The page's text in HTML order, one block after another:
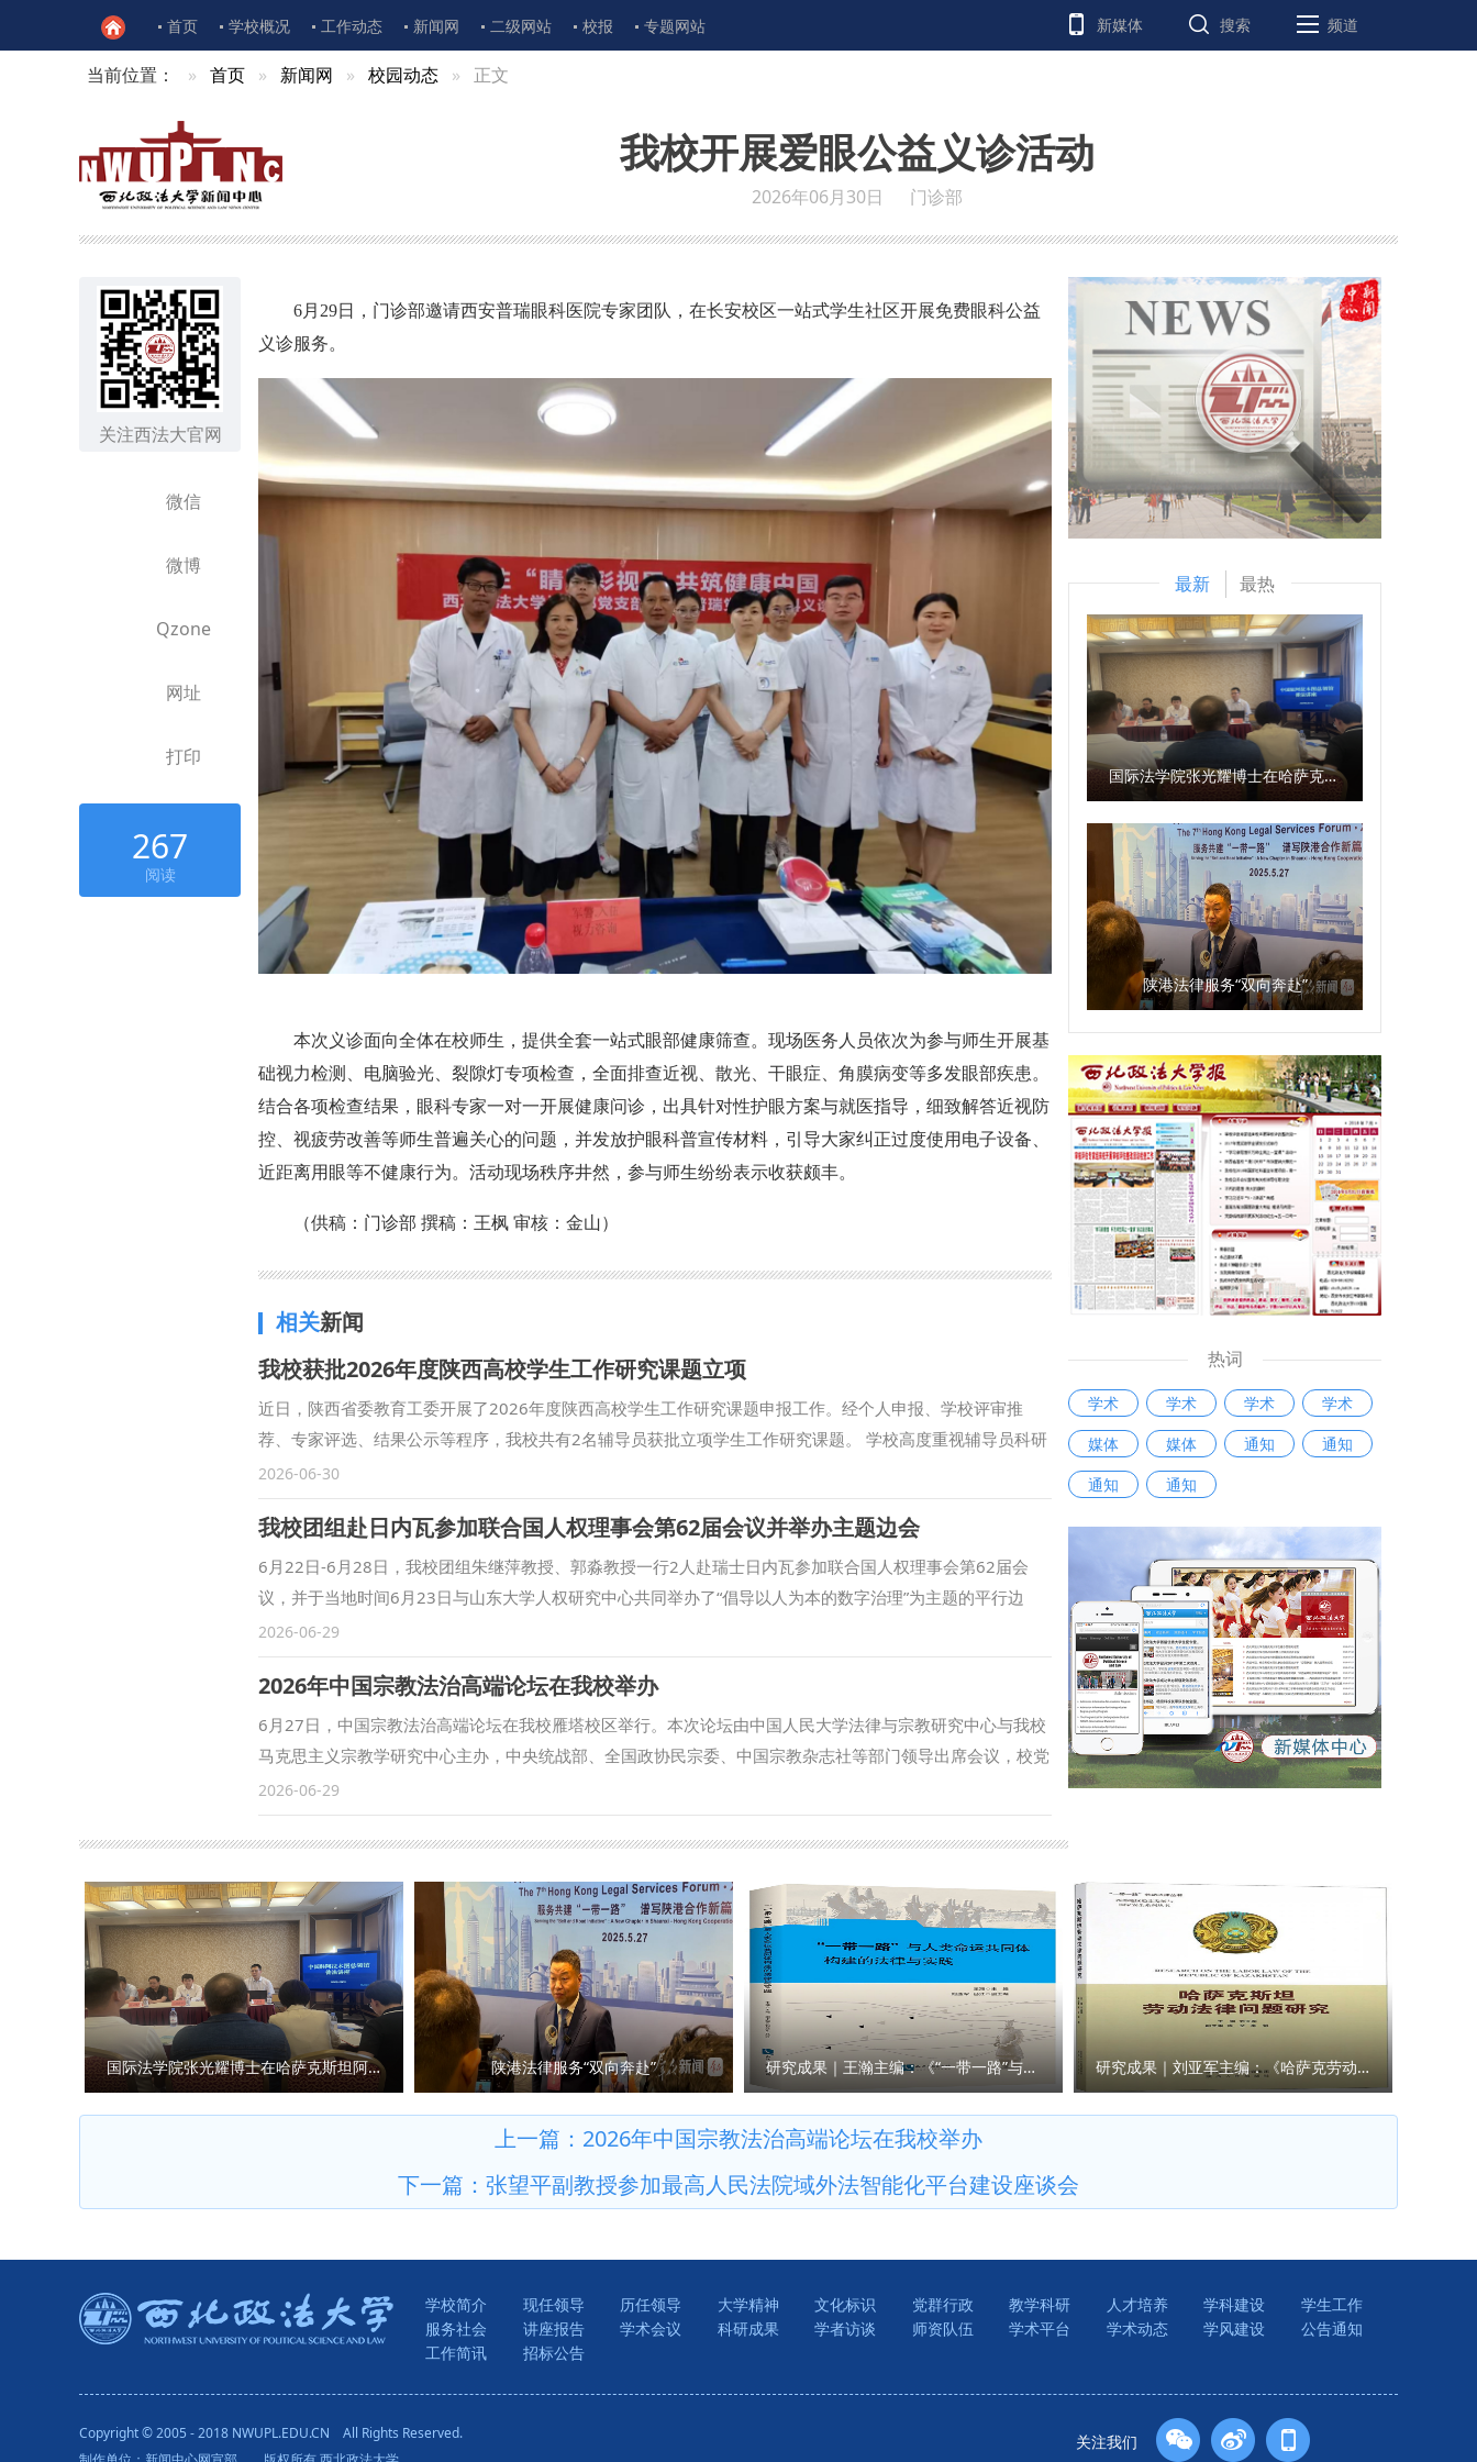
首页 学校概况 工作动态 新闻网 二级网站 校报 专题网站 新媒体 搜索 频道
当前位置： 首页 新闻网 校园动态 正文
我校开展爱眼公益义诊活动
2026年06月30日 门诊部
关注西法大官网
微信
微博
Qzone
网址
打印
267
阅读
6月29日，门诊部邀请西安普瑞眼科医院专家团队，在长安校区一站式学生社区开展免费眼科公益
义诊服务。
本次义诊面向全体在校师生，提供全套一站式眼部健康筛查。现场医务人员依次为参与师生开展基
础视力检测、电脑验光、裂隙灯专项检查，全面排查近视、散光、干眼症、角膜病变等多发眼部疾患。
结合各项检查结果，眼科专家一对一开展健康问诊，出具针对性护眼方案与就医指导，细致解答近视防
控、视疲劳改善等师生普遍关心的问题，并发放护眼科普宣传材料，引导大家纠正过度使用电子设备、
近距离用眼等不健康行为。活动现场秩序井然，参与师生纷纷表示收获颇丰。
（供稿：门诊部 撰稿：王枫 审核：金山）
相关新闻
我校获批2026年度陕西高校学生工作研究课题立项
近日，陕西省委教育工委开展了2026年度陕西高校学生工作研究课题申报工作。经个人申报、学校评审推
荐、专家评选、结果公示等程序，我校共有2名辅导员获批立项学生工作研究课题。 学校高度重视辅导员科研
能力提升，依托校内思政育人培育机制，鼓励辅导员紧扣青年学生思想特点与成长需求，将科研研究与学生工
作实践紧密结合，探索新思路、打造新举措，持续提升个人理论素养和研究能力，不断提高精准育人实效。
（供稿：学工部（武装部、学生处） 撰稿：余瑞 审核：蒋国纲）
2026-06-30
我校团组赴日内瓦参加联合国人权理事会第62届会议并举办主题边会
6月22日-6月28日，我校团组朱继萍教授、郭淼教授一行2人赴瑞士日内瓦参加联合国人权理事会第62届会
议，并于当地时间6月23日与山东大学人权研究中心共同举办了“倡导以人为本的数字治理”为主题的平行边
会，来自中外40余位专家参会，边会围绕数字治理的伦理基础、推进全球数字人权的规范框架与国家义务、
基于法治的全球数字人权治理的时代内涵、人权保障的中国贡献等议题，中外嘉宾深入开展交流探讨。 边会
中，朱继萍以“算法性别歧视法律规制体系建设的中国实践”为题作了主题发言，发言系统梳理算法性别歧视的
特点，阐释了中国关于算法性别歧视法律规制体系的内涵，并就算法性别歧视法律规制的挑战及应对介绍了中
国经验。郭淼以“数字电商保障乡村妇女劳动权的中国经验”为题作了主题发言，结合西部乡村调研，从数字电
商创造的新型劳动形态、政府与平台和MCN机构多元主体协同，以技术、政策和法治多维保障介绍中国经
验。边会讨论进一步凝聚了规则共识，CCTV、《人民日报》等10余家新闻媒体进行了报道。 参访期间，代表
团与日内瓦爱梦成真基金会主席司徒博会面，就多项前沿长效合作项目达成共识；并赴中国驻日内瓦使团参加
权研究中心 撰稿：郭淼 审核：马成）
2026-06-29
2026年中国宗教法治高端论坛在我校举办
6月27日，中国宗教法治高端论坛在我校雁塔校区举行。本次论坛由中国人民大学法律与宗教研究中心与我校
马克思主义宗教学研究中心主办，中央统战部、全国政协民宗委、中国宗教杂志社等部门领导出席会议，校党
委委员、副校长单文华出席并致辞，开幕式由我校马克思主义宗教学研究中心执行主任彭瑞花主持。 单文华
表示，本次论坛旨在聚焦新时代宗教事务治理法治化，推动学术界围绕宗教法治建设开展前沿理论和实践探索
研究，为做好新时代党的宗教工作贡献智慧和力量。 在主旨发言与主题论坛中，与会学者重点围绕宗教法律
规范体系建设、基层宗教事务治理、人工智能与互联网宗教事务治理、非法宗教活动依法治理等重大理论和现
实议题进行了深入研究和广泛探讨。 冯玉军在闭幕式总结讲话中表示，加强宗教法治研究，必须坚守理论根
基、紧跟数字时代、直面现实问题，将理论与实践相结合，才能推动研究不断迈上新台阶。 来自中国人民大
学、西南政法大学、四川大学、中山大学、新疆师范大学、西北大学等高校、科研院所的专家学者近40人参
会。 （供稿：马克思主义宗教学研究中心 撰稿：刘明昊 审核：彭瑞花）
2026-06-29
最新 最热
国际法学院张光耀博士在哈萨克斯坦阿拉木图开展科研与社会服务活动
陕港法律服务“双向奔赴”
热词
学术 学术 学术
学术
媒体
媒体 通知
通知
通知
通知
国际法学院张光耀博士在哈萨克斯坦阿拉木图开展科研与社会服务活动 陕港法律服务“双向奔赴” 研究成果｜王瀚主编：《“一带一路”与人类命运共同体构建的法律与实践》 研究成果｜刘亚军主编：《哈萨克劳动法律问题研究》
上一篇： 2026年中国宗教法治高端论坛在我校举办
下一篇： 张望平副教授参加最高人民法院域外法智能化平台建设座谈会
学校简介 现任领导 历任领导 大学精神 文化标识 党群行政 教学科研 人才培养 学科建设
学生工作
服务社会
讲座报告 学术会议 科研成果 学者访谈 师资队伍 学术平台 学术动态 学风建设
公告通知
工作简讯
招标公告
Copyright © 2005 - 2018 NWUPL.EDU.CN All Rights Reserved.
关注我们